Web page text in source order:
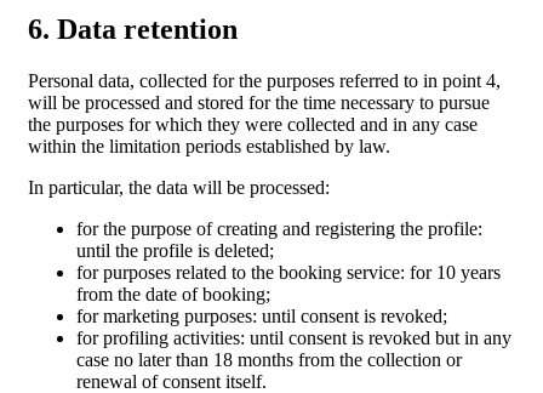
6. Data retention
Personal data, collected for the purposes referred to in point 4,
will be processed and stored for the time necessary to pursue
the purposes for which they were collected and in any case
within the limitation periods established by law.
In particular, the data will be processed:
for the purpose of creating and registering the profile:
until the profile is deleted;
for purposes related to the booking service: for 10 years
from the date of booking;
for marketing purposes: until consent is revoked;
for profiling activities: until consent is revoked but in any
case no later than 18 months from the collection or
renewal of consent itself.